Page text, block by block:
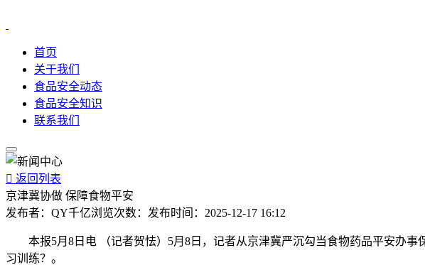
首页
关于我们
食品安全动态
食品安全知识
联系我们
 返回列表
京津冀协做 保障食物平安
发布者： QY千亿浏览次数： 发布时间： 2025-12-17 16:12
本报5月8日电 （记者贺怯）5月8日，记者从京津冀严沉勾当食物药品平安办事
习训练？。